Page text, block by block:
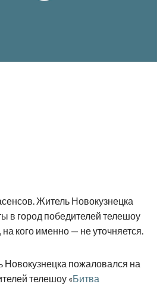
Житель Новокузнецка
в город победителей телешоу
на кого именно — не уточняется.
пожаловался на
телешоу «Битва